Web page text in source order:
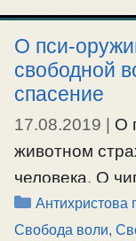
О пси-
свободной
спасение
17.08.2019 | О
животном
человека. О
спасение.
Рубрики
Антихристова
Свобода воли,